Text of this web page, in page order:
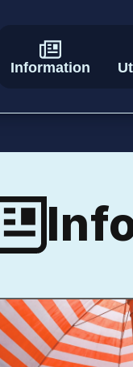
Information